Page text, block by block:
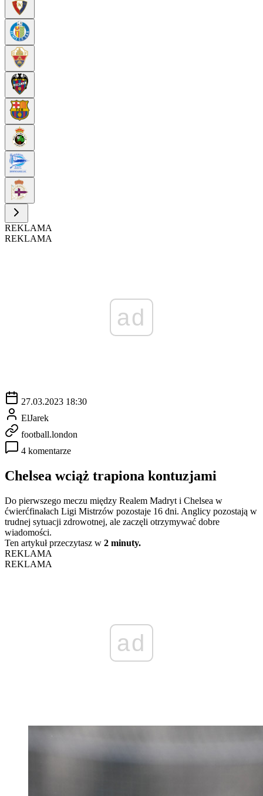
REKLAMA
REKLAMA
ad
27.03.2023 18:30
ElJarek
football.london
4 komentarze
Chelsea wciąż trapiona kontuzjami
Do pierwszego meczu między Realem Madryt i Chelsea w
ćwierćfinałach Ligi Mistrzów pozostaje 16 dni. Anglicy pozostają w
trudnej sytuacji zdrowotnej, ale zaczęli otrzymywać dobre
wiadomości.
Ten artykuł przeczytasz w 2 minuty.
REKLAMA
REKLAMA
ad